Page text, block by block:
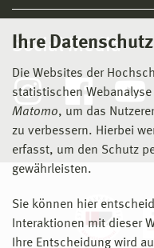
Ihre
Die Websites der
statistischen
Matomo, um das
zu verbessern. Hierbei
erfasst, um den Schutz
gewährleisten.
Sie können hier
Interaktionen mit dieser
Ihre Entscheidung wird
Social Media